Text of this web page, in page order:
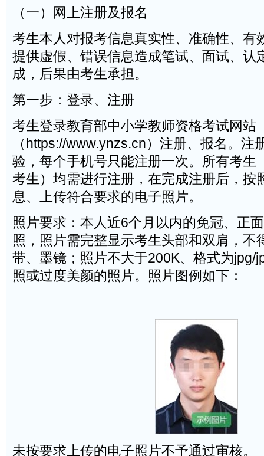
（一）网上注册及报名
考生本人对报考信息真实性、准确性、有
提供虚假、错误信息造成笔试、面试、认
成，后果由考生承担。
第一步：登录、注册
考生登录教育部中小学教师资格考试网站
（https://www.ynzs.cn）注册、报名。注
验，每个手机号只能注册一次。所有考生
考生）均需进行注册，在完成注册后，按
息、上传符合要求的电子照片。
照片要求：本人近6个月以内的免冠、正
照，照片需完整显示考生头部和双肩，不
带、墨镜；照片不大于200K、格式为jpg/
照或过度美颜的照片。照片图例如下：
未按要求上传的电子照片不予通过审核。